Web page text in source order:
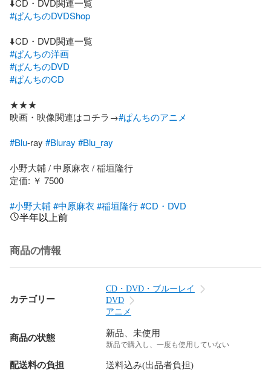
#ぱんちのDVDShop
#ぱんちの洋画
#ぱんちのDVD
#ぱんちのCD
★★★
映画・映像関連はコチラ→#ぱんちのアニメ
#Blu-ray #Bluray #Blu_ray
小野大輔 / 中原麻衣 / 稲垣隆行
定価: ￥ 7500
#小野大輔#中原麻衣 #稲垣隆行#CD・DVD
半年以上前
商品の情報
カテゴリー
CD・DVD・ブルーレイ
DVD
アニメ
商品の状態 新品、未使用
新品で購入し、一度も使用していない
配送料の負担 送料込み(出品者負担)